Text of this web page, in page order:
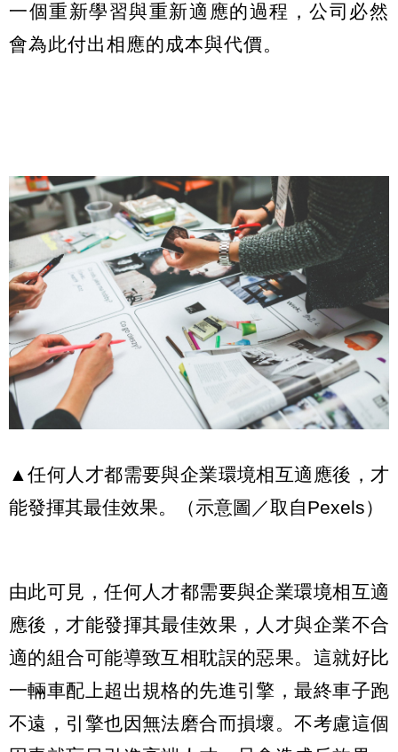
一個重新學習與重新適應的過程，公司必然
會為此付出相應的成本與代價。
▲任何人才都需要與企業環境相互適應後，才
能發揮其最佳效果。（示意圖／取自Pexels）
由此可見，任何人才都需要與企業環境相互適
應後，才能發揮其最佳效果，人才與企業不合
適的組合可能導致互相耽誤的惡果。這就好比
一輛車配上超出規格的先進引擎，最終車子跑
不遠，引擎也因無法磨合而損壞。不考慮這個